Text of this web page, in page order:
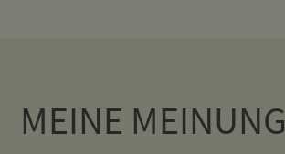
MEINE MEINUNG